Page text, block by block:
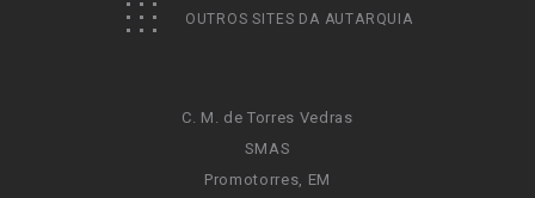
OUTROS SITES DA AUTARQUIA
C. M. de Torres Vedras
SMAS
Promotorres, EM